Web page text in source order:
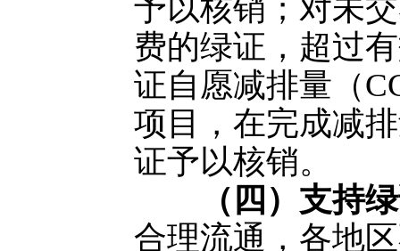
予以核销；对未
费的绿证，超过
证自愿减排量（
项目，在完成减
证予以核销。
（四）支持
合理流通，各地